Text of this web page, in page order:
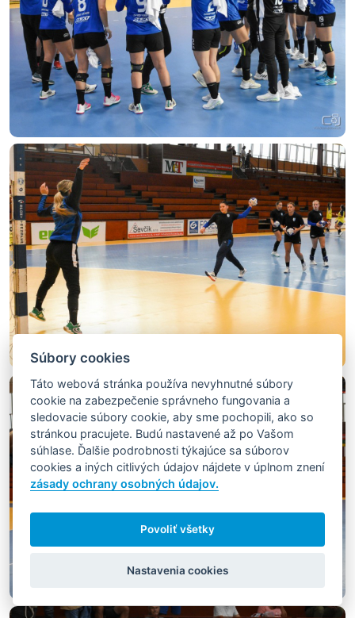
Súbory cookies
Táto webová stránka používa nevyhnutné súbory
cookie na zabezpečenie správneho fungovania a
sledovacie súbory cookie, aby sme pochopili, ako so
stránkou pracujete. Budú nastavené až po Vašom
súhlase. Ďalšie podrobnosti týkajúce sa súborov
cookies a iných citlivých údajov nájdete v úplnom znení
zásady ochrany osobných údajov.
Povoliť všetky
Nastavenia cookies